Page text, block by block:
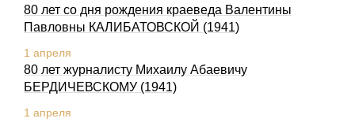
80 лет со дня рождения краеведа Валентины
Павловны КАЛИБАТОВСКОЙ (1941)
1 апреля
80 лет журналисту Михаилу Абаевичу
БЕРДИЧЕВСКОМУ (1941)
1 апреля